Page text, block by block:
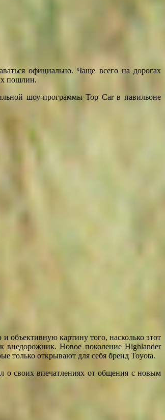
официально. Чаще всего на дорогах
пошлин.
шоу-программы Top Car в павильоне
картину того, насколько этот
внедорожник. Новое поколение Highlander
только открывают для себя бренд Toyota.
о своих впечатлениях от общения с новым